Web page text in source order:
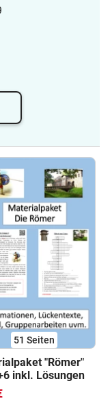
51 Seiten
"Römer"
inkl. Lösungen